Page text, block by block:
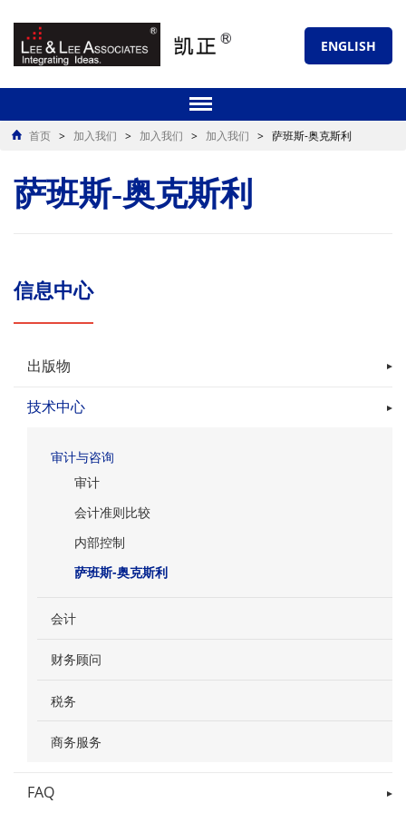
ENGLISH
首页 > 加入我们 > 加入我们 > 加入我们 > 萨班斯-奥克斯利
萨班斯-奥克斯利
信息中心
出版物
技术中心
审计与咨询
审计
会计准则比较
内部控制
萨班斯-奥克斯利
会计
财务顾问
税务
商务服务
FAQ